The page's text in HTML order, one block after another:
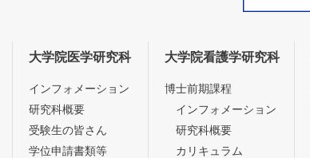
大学院医学研究科
インフォメーション
研究科概要
受験生の皆さん
学位申請書類等
大学院看護学研究科
博士前期課程
インフォメーション
研究科概要
カリキュラム